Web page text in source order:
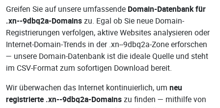
Greifen Sie auf unsere umfassende Domain-Datenbank für
.xn--9dbq2a-Domainszu. Egal ob Sie neue Domain-
Registrierungen verfolgen, aktive Websites analysieren oder
Internet-Domain-Trends in der .xn--9dbq2a-Zone erforschen
— unsere Domain-Datenbank ist die ideale Quelle und steht
im CSV-Format zum sofortigen Download bereit.
Wir überwachen das Internet kontinuierlich, um neu
registrierte .xn--9dbq2a-Domainszu finden — mithilfe von